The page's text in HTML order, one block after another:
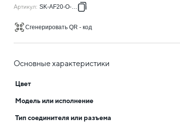
Артикул: SK-AF20-O-K98
Сгенерировать QR - код
Основные характеристики
Цвет
Модель или исполнение
Тип соединителя или разъема